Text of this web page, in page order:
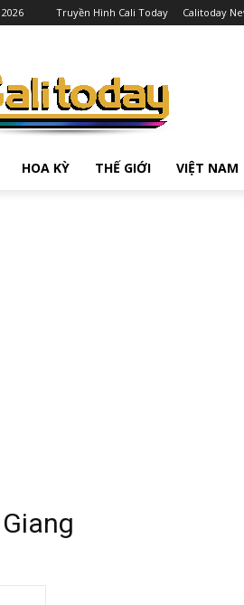
Truyền Hình Cali Today Calitoday
HOA KỲ THẾ GIỚI VIỆT NAM